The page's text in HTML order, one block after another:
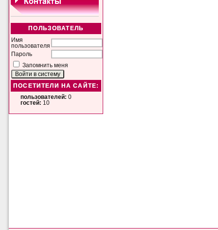
ПОЛЬЗОВАТЕЛЬ
Имя
пользователя
Пароль
Запомнить меня
ПОСЕТИТЕЛИ НА САЙТЕ:
пользователей: 0
гостей: 10